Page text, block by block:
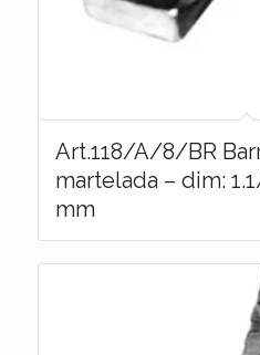
Art.118/A/8/BR
martelada – dim:
mm